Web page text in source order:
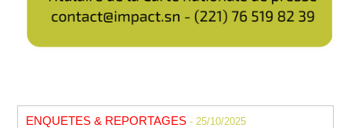
ENQUETES & REPORTAGES - 25/10/2025